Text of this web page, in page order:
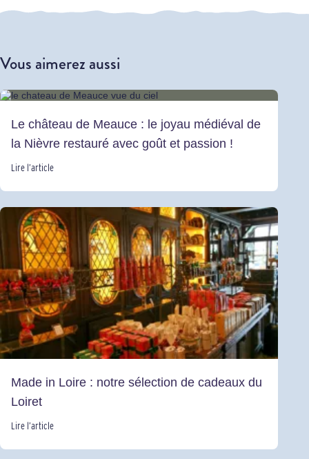
Vous aimerez aussi
Le château de Meauce : le joyau médiéval de
la Nièvre restauré avec goût et passion !
Lire l’article
Made in Loire : notre sélection de cadeaux du
Loiret
Lire l’article